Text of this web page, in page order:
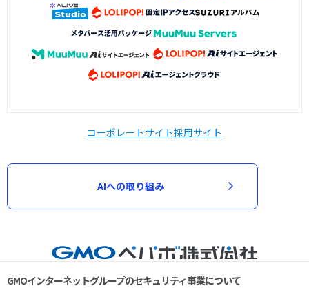
コーポレートサイト採用サイト
AIへの取り組み
GMOインターネットグループのセキュリティ事業について